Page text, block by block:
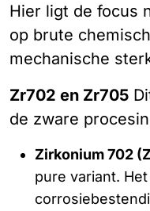
Hier ligt de focus
op brute
mechanische
Zr702 en Zr705
de zware
Zirkonium 702
pure variant.